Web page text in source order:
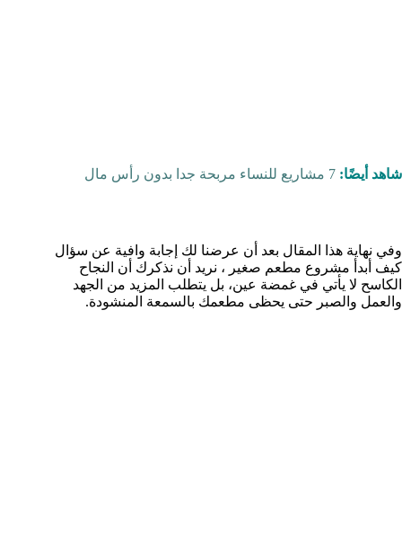
شاهد أيضًا: 7 مشاريع للنساء مربحة جدا بدون رأس مال
وفي نهاية هذا المقال بعد أن عرضنا لك إجابة وافية عن سؤال
كيف أبدأ مشروع مطعم صغير ، نريد أن نذكرك أن النجاح
الكاسح لا يأتي في غمضة عين، بل يتطلب المزيد من الجهد
والعمل والصبر حتى يحظى مطعمك بالسمعة المنشودة.